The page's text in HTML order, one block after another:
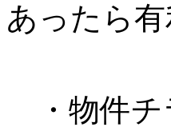
あったら
・物件チ